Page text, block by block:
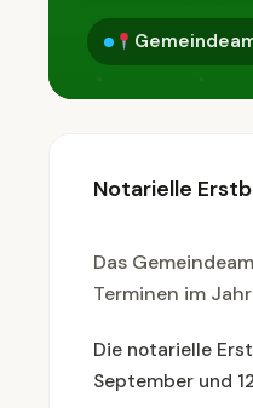
Notarielle
Das
Terminen im
Die notarielle
September und